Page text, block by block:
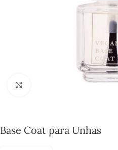
Base Coat para Unhas